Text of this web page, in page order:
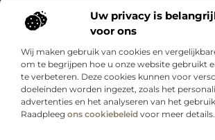
Uw privacy is
voor ons
Wij maken gebruik van cookies en
om te begrijpen hoe u onze website gebruikt
te verbeteren. Deze cookies kunnen voor
doeleinden worden ingezet, zoals het
advertenties en het analyseren van het
Raadpleeg ons cookiebeleid voor meer details.
Bericht categorie
Onze informatie